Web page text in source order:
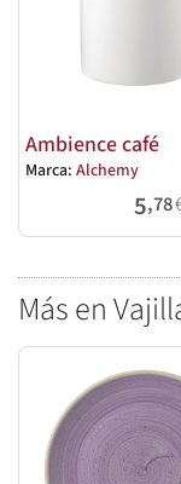
Ambience café
Marca: Alchemy
5,78
Más en